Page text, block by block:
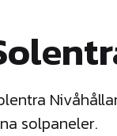
solpaneler.